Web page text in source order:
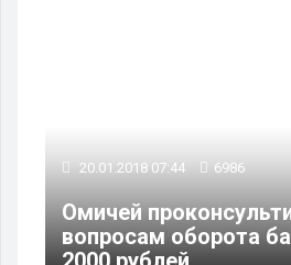
20.01.2018 07:44 6986
Омичей
вопросам оборота